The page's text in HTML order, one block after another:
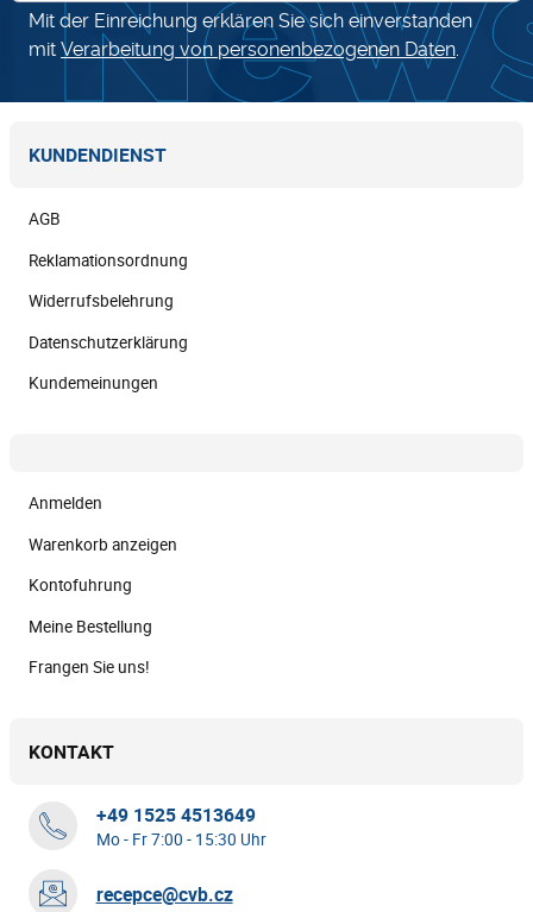
Mit der Einreichung erklären Sie sich einverstanden
mit Verarbeitung von personenbezogenen Daten.
KUNDENDIENST
AGB
Reklamationsordnung
Widerrufsbelehrung
Datenschutzerklärung
Kundemeinungen
Anmelden
Warenkorb anzeigen
Kontofuhrung
Meine Bestellung
Frangen Sie uns!
KONTAKT
+49 1525 4513649
Mo - Fr 7:00 - 15:30 Uhr
recepce@cvb.cz